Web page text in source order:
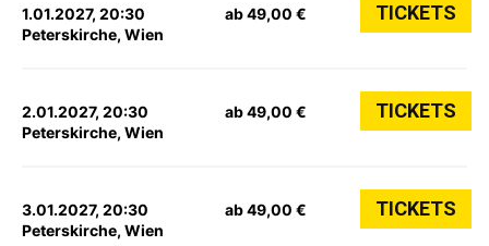
1.01.2027, 20:30
Peterskirche, Wien
ab 49,00 € TICKETS
2.01.2027, 20:30
Peterskirche, Wien
ab 49,00 € TICKETS
3.01.2027, 20:30
Peterskirche, Wien
ab 49,00 € TICKETS